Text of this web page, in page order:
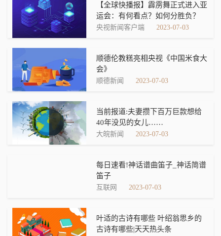
【全球快播报】霹雳舞正式进入亚
运会：有何看点？如何分胜负？
央视新闻客户端 2023-07-03
顺德伦教糕亮相央视《中国米食大
会》
顺德新闻 2023-07-03
当前报道:夫妻攒下百万巨款想给
40年没见的女儿……
大皖新闻 2023-07-03
每日速看!神话谱曲笛子_神话简谱
笛子
互联网 2023-07-03
叶适的古诗有哪些 叶绍翁思乡的
古诗有哪些|天天热头条